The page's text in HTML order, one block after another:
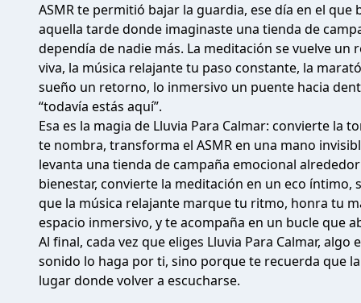
ASMR te permitió bajar la guardia, ese día en el
aquella tarde donde imaginaste una tienda de
dependía de nadie más. La meditación se vuelve
viva, la música relajante tu paso constante, la
sueño un retorno, lo inmersivo un puente hacia
“todavía estás aquí”.
Esa es la magia de Lluvia Para Calmar: convierte la
te nombra, transforma el ASMR en una mano
levanta una tienda de campaña emocional
bienestar, convierte la meditación en un eco íntimo,
que la música relajante marque tu ritmo, honra tu
espacio inmersivo, y te acompaña en un bucle que
Al final, cada vez que eliges Lluvia Para Calmar,
sonido lo haga por ti, sino porque te recuerda que
lugar donde volver a escucharse.